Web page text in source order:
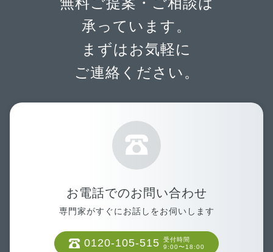
承っています。
まずはお気軽に
ご連絡ください。
お電話でのお問い合わせ
専門家がすぐにお話しをお伺いします
0120-105-515
受付時間
9:00〜18:00